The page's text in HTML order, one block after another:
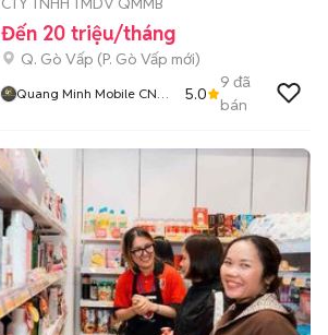
Đến 20 triệu/tháng
Q. Gò Vấp (P. Gò Vấp mới)
Quang Minh Mobile CN
5.0
9 đã
bán